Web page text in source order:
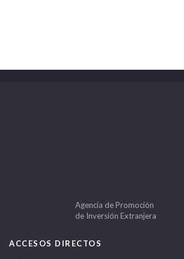
Agencia de Promoción
de Inversión Extranjera
ACCESOS DIRECTOS